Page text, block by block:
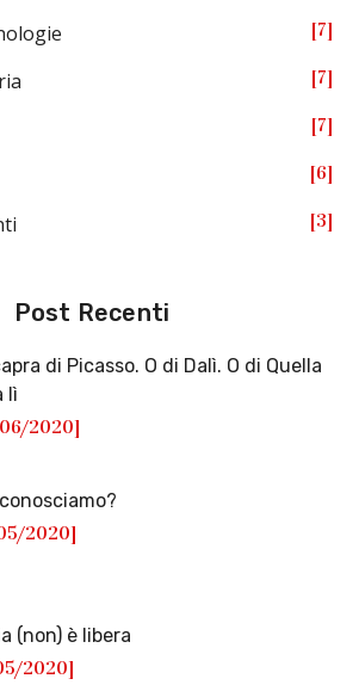
7
7
7
6
3
Post Recenti
di Picasso. O di Dalì. O di Quella
lì
2020]
2020]
(non) è libera
2020]